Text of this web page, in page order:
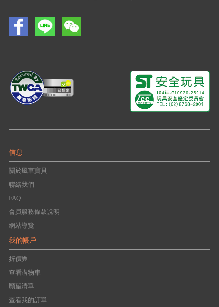
信息
關於風車寶貝
聯絡我們
FAQ
會員服務條款說明
網站導覽
我的帳戶
折價券
查看購物車
願望清單
查看我的訂單